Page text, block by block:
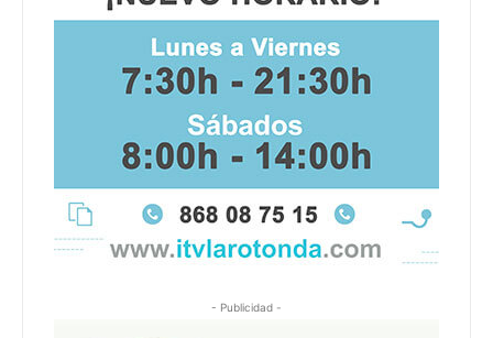
- Publicidad -